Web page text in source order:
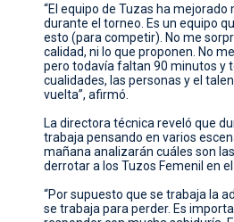
“El equipo de Tuzas ha mejorado
durante el torneo. Es un equipo
esto (para competir). No me
calidad, ni lo que proponen. No
pero todavía faltan 90 minutos y
cualidades, las personas y el
vuelta”, afirmó.
La directora técnica reveló que
trabaja pensando en varios
mañana analizarán cuáles son
derrotar a los Tuzos Femenil en
“Por supuesto que se trabaja la
se trabaja para perder. Es